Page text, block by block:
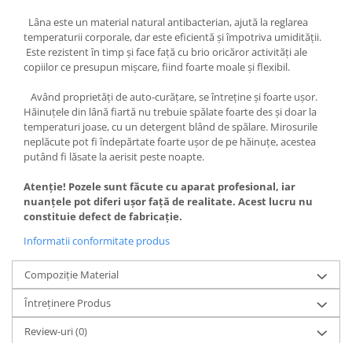
Lâna este un material natural antibacterian, ajută la reglarea
temperaturii corporale, dar este eficientă și împotriva umidității.
Este rezistent în timp și face față cu brio oricăror activități ale
copiilor ce presupun mișcare, fiind foarte moale și flexibil.
Având proprietăți de auto-curățare, se întreține și foarte ușor.
Hăinuțele din lână fiartă nu trebuie spălate foarte des și doar la
temperaturi joase, cu un detergent blând de spălare. Mirosurile
neplăcute pot fi îndepărtate foarte ușor de pe hăinuțe, acestea
putând fi lăsate la aerisit peste noapte.
Atenție! Pozele sunt făcute cu aparat profesional, iar
nuanțele pot diferi ușor față de realitate. Acest lucru nu
constituie defect de fabricație.
Informatii conformitate produs
Compoziție Material
Întreținere Produs
Review-uri(0)